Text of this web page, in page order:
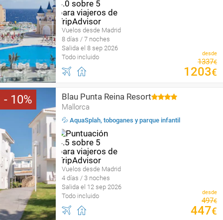
Vuelos desde Madrid
8 días / 7 noches
Salida el 8 sep 2026
Todo incluido
desde
1337€
1203€
10 Blau Punta Reina Resort
Mallorca
💦 AquaSplah, toboganes y parque infantil
Vuelos desde Madrid
4 días / 3 noches
Salida el 12 sep 2026
Todo incluido
desde
497€
447€